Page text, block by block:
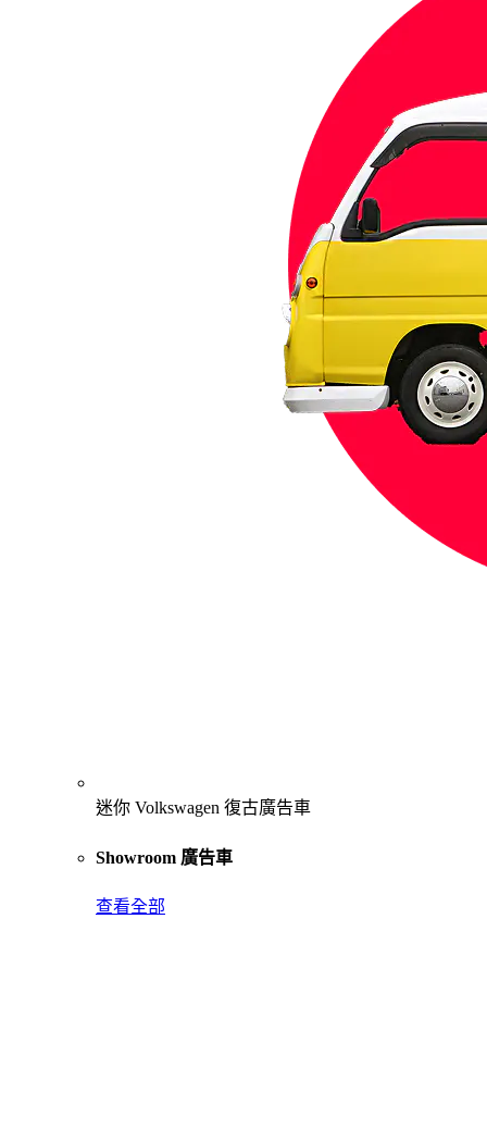
迷你 Volkswagen 復古廣告車
Showroom 廣告車
查看全部